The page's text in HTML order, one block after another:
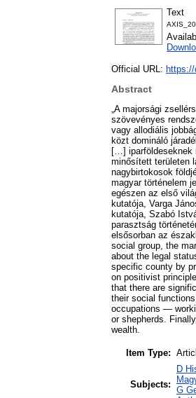
Text
Official URL:
Abstract
„A majorsági
szövevényes
vagy allodiális
közt domináló
[…] iparföldeseknek
minősített területen
nagybirtokosok
magyar történelem
egészen az első
kutatója, Varga
kutatója, Szabó
parasztság
elsősorban az
social group, the
about the legal
specific county by
on positivist
that there are
their social
occupations —
or shepherds.
wealth.
Item Type:
Subjects:
D
G